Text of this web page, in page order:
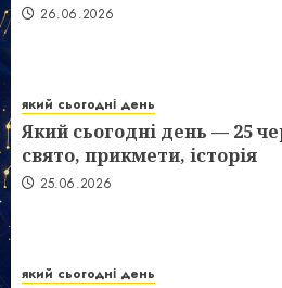
26.06.2026
який сьогодні день
Який сьогодні день — 25
свято, прикмети, історія
25.06.2026
який сьогодні день